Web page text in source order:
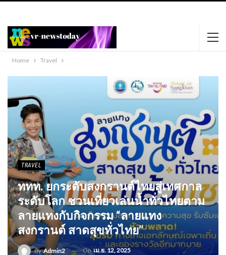
Home Travel​
TRAVEL​
ททท. ยกระดับสงกรานต์ไทยสู่เทศกาล
ระดับโลก ชวนเที่ยวเล่นน้ำทั่วไทยตาม
ลายแทงกับกิจกรรม “ลายแทง
สงกรานต์ สาดสุขทั่วไทย”
ByAdmin2 On เม.ย. 12, 2025